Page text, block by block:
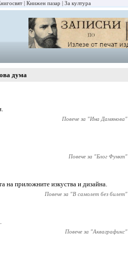
Книжен пазар За култура
дума
Повече за "Ина Дамянова"
Повече за "Блог Функт"
на приложните изкуства и дизайна.
Повече за "В самолет без билет"
Повече за "Акваграфикс"